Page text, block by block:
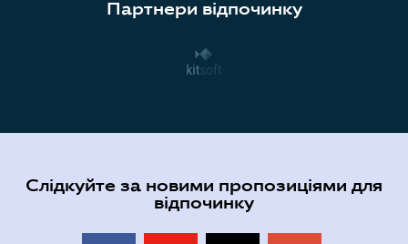
Партнери відпочинку
Слідкуйте за новими пропозиціями для
відпочинку